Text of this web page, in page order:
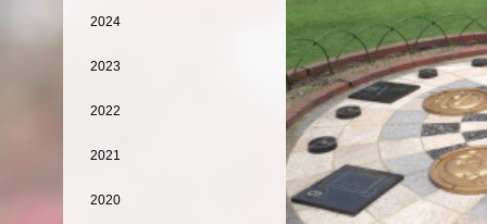
2024
2023
2022
2021
2020